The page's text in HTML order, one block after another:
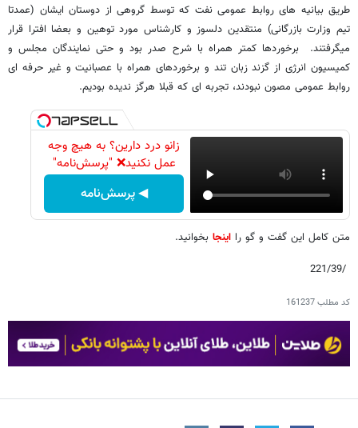
طریق بیانیه های روابط عمومی نفت که توسط گروهی از دوستان ایشان (عمدتا
تیم وزارت بازرگانی) منتقدین دلسوز و کارشناس مورد توهین و بعضا افترا قرار
میگرفتند. برخوردها کمتر همراه با شرح صدر بود و حتی نمایندگان مجلس و
کمیسیون انرژی از گزند زبان تند و برخوردهای همراه با عصبانیت و غیر حرفه ای
روابط عمومی مصون نبودند، تجربه ای که قبلا هرگز ندیده بودیم.
زانو درد دارین؟ به هیچ وجه
عمل نکنید❌ "پرسش‌نامه"
◀ پرسش‌نامه
متن کامل این گفت و گو را اینجا بخوانید.
/221/39
کد مطلب161237